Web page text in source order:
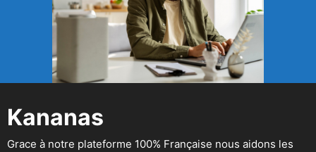
Kananas
Grace à notre plateforme 100% Française nous aidons les